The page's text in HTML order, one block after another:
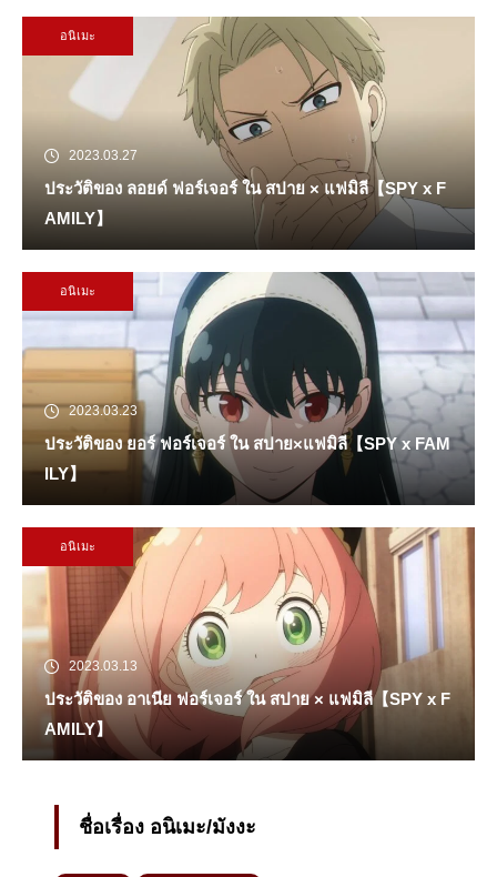
อนิเมะ
2023.03.27
ประวัติของ ลอยด์ ฟอร์เจอร์ ใน สปาย × แฟมิลี【SPY x F
AMILY】
อนิเมะ
2023.03.23
ประวัติของ ยอร์ ฟอร์เจอร์ ใน สปาย×แฟมิลี【SPY x FAM
ILY】
อนิเมะ
2023.03.13
ประวัติของ อาเนีย ฟอร์เจอร์ ใน สปาย × แฟมิลี【SPY x F
AMILY】
ชื่อเรื่อง อนิเมะ/มังงะ